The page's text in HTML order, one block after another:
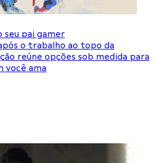
seu pai gamer
o trabalho ao topo da
reúne opções sob medida para
você ama